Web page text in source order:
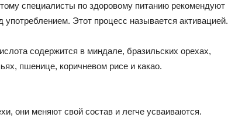
специалисты по здоровому питанию рекомендуют
употреблением. Этот процесс называется активацией.
содержится в миндале, бразильских орехах,
пшенице, коричневом рисе и какао.
они меняют свой состав и легче усваиваются.